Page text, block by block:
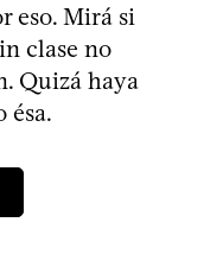
eso. Mirá si
clase no
Quizá haya
ésa.